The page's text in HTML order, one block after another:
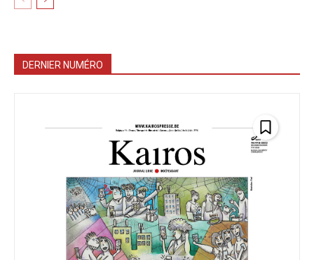
DERNIER NUMÉRO